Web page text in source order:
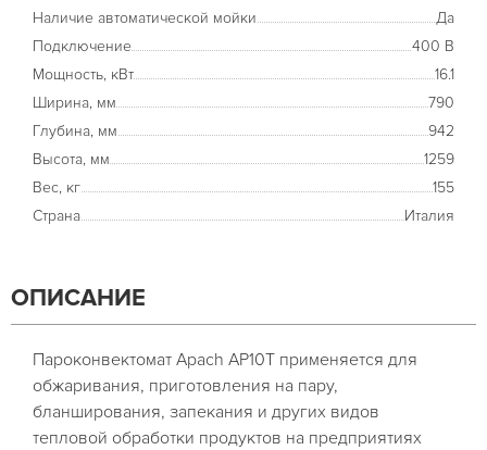
Наличие автоматической мойки
Да
Подключение
400 В
Мощность, кВт
16.1
Ширина, мм
790
Глубина, мм
942
Высота, мм
1259
Вес, кг
155
Страна
Италия
ОПИСАНИЕ
Пароконвектомат Apach AP10T применяется для
обжаривания, приготовления на пару,
бланширования, запекания и других видов
тепловой обработки продуктов на предприятиях